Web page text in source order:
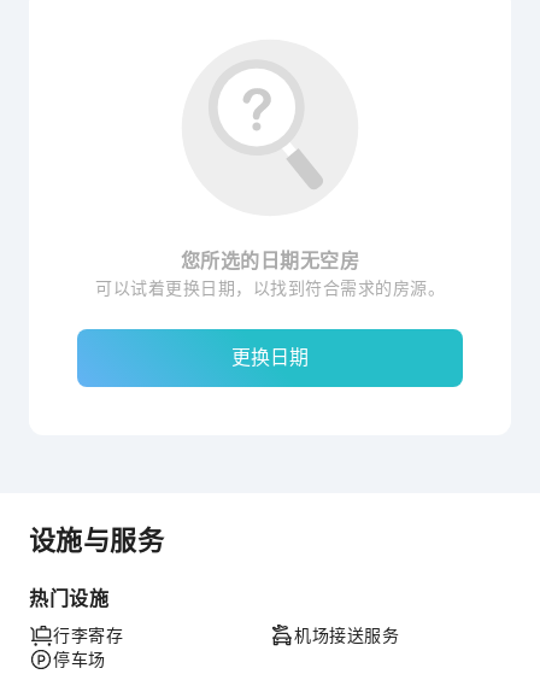
您所选的日期无空房
可以试着更换日期，以找到符合需求的房源。
更换日期
设施与服务
热门设施
行李寄存
停车场
机场接送服务